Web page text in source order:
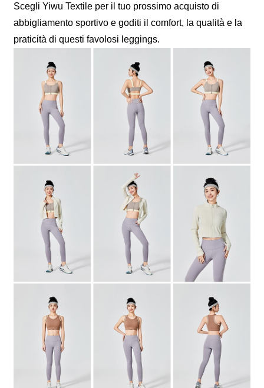
Scegli Yiwu Textile per il tuo prossimo acquisto di
abbigliamento sportivo e goditi il ​​comfort, la qualità e la
praticità di questi favolosi leggings.